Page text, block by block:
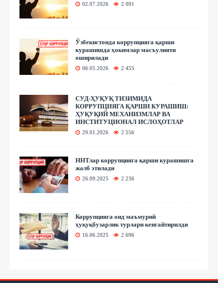
02.07.2026 2 091
Ўзбекистонда коррупцияга қарши
курашишда ҳокимлар масъулияти
оширилади
06.05.2026 2 455
СУД-ҲУҚУҚ ТИЗИМИДА
КОРРУПЦИЯГА ҚАРШИ КУРАШИШ:
ҲУҚУҚИЙ МЕХАНИЗМЛАР ВА
ИНСТИТУЦИОНАЛ ИСЛОҲОТЛАР
29.01.2026 2 556
ННТлар коррупцияга қарши курашишга
жалб этилади
26.09.2025 2 236
Коррупцияга оид маъмурий
ҳуқуқбузарлик турлари кенгайтирилди
16.06.2025 2 696